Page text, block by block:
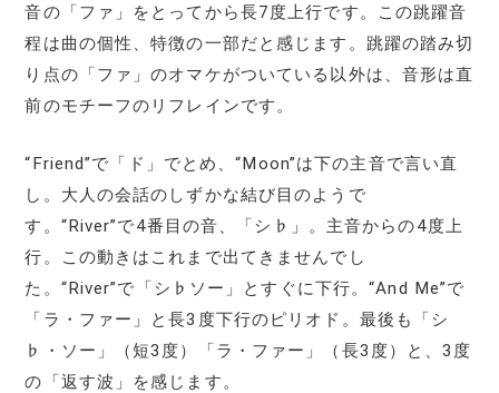
音の「ファ」をとってから長7度上行です。この跳躍音
程は曲の個性、特徴の一部だと感じます。跳躍の踏み切
り点の「ファ」のオマケがついている以外は、音形は直
前のモチーフのリフレインです。
“Friend”で「ド」でとめ、“Moon”は下の主音で言い直
し。大人の会話のしずかな結び目のようで
す。“River”で4番目の音、「シ♭」。主音からの4度上
行。この動きはこれまで出てきませんでし
た。“River”で「シ♭ソー」とすぐに下行。“And Me”で
「ラ・ファー」と長3度下行のピリオド。最後も「シ
♭・ソー」（短3度）「ラ・ファー」（長3度）と、3度
の「返す波」を感じます。